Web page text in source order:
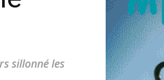
sillonné les